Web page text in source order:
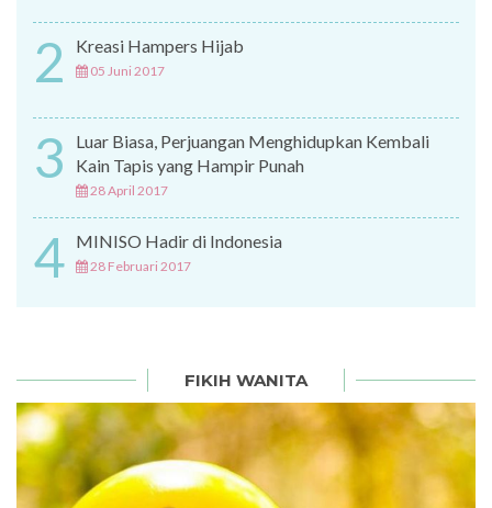
2 Kreasi Hampers Hijab
05 Juni 2017
3
Luar Biasa, Perjuangan Menghidupkan Kembali
Kain Tapis yang Hampir Punah
28 April 2017
4 MINISO Hadir di Indonesia
28 Februari 2017
FIKIH WANITA